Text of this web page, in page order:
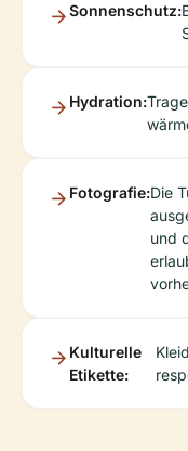
Sonnenschutz:
Hydration:
Fotografie:Die
und
Kulturelle
Etikette: